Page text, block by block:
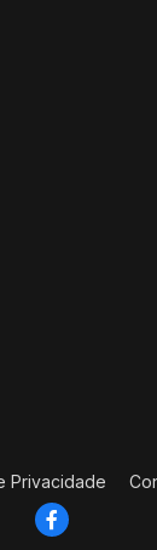
Privacidade